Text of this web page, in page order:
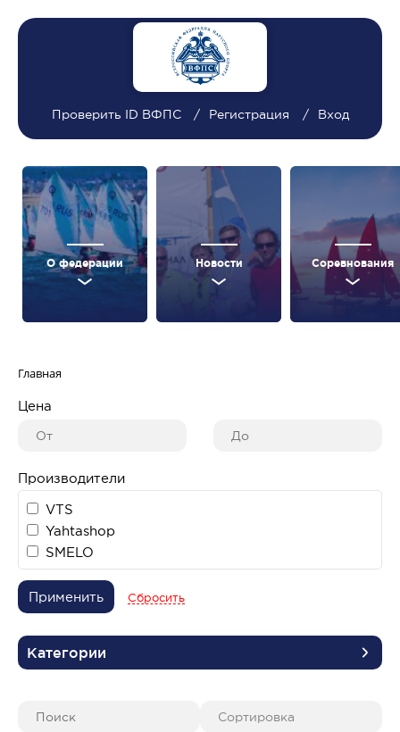
Проверить ID ВФПС Регистрация Вход
О федерации Новости Соревнования
Главная
Цена
Производители
VTS
Yahtashop
SMELO
Применить Сбросить
Категории